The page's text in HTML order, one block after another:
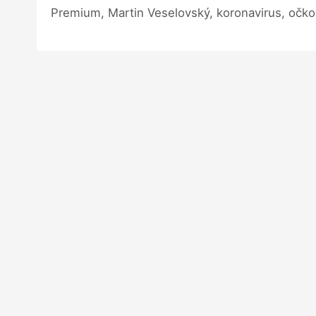
Premium, Martin Veselovský, koronavirus,